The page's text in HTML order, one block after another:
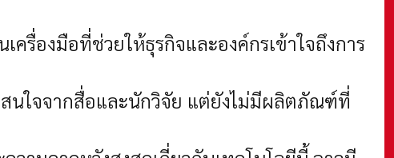
เครื่องมือที่ช่วยให้ธุรกิจและองค์กรเข้าใจถึงการ
สนใจจากสื่อและนักวิจัย แต่ยังไม่มีผลิตภัณฑ์ที่